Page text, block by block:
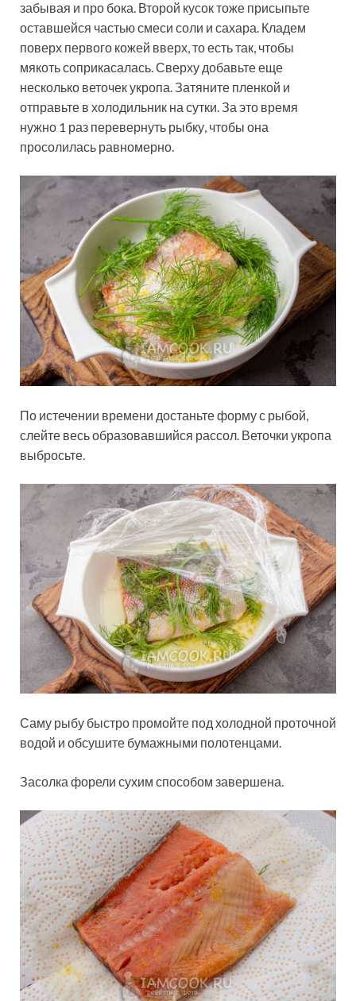
забывая и про бока. Второй кусок тоже присыпьте
оставшейся частью смеси соли и сахара. Кладем
поверх первого кожей вверх, то есть так, чтобы
мякоть соприкасалась. Сверху добавьте еще
несколько веточек укропа. Затяните пленкой и
отправьте в холодильник на сутки. За это время
нужно 1 раз перевернуть рыбку, чтобы она
просолилась равномерно.
По истечении времени достаньте форму с рыбой,
слейте весь образовавшийся рассол. Веточки укропа
выбросьте.
Саму рыбу быстро промойте под холодной проточной
водой и обсушите бумажными полотенцами.
Засолка форели сухим способом завершена.